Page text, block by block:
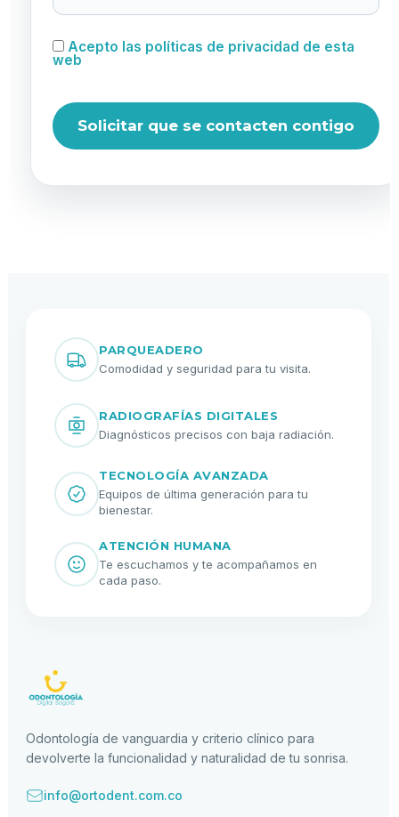
Acepto las políticas de privacidad de esta
web
PARQUEADERO
Comodidad y seguridad para tu visita.
RADIOGRAFÍAS DIGITALES
Diagnósticos precisos con baja radiación.
TECNOLOGÍA AVANZADA
Equipos de última generación para tu
bienestar.
ATENCIÓN HUMANA
Te escuchamos y te acompañamos en
cada paso.
Odontología de vanguardia y criterio clínico para
devolverte la funcionalidad y naturalidad de tu sonrisa.
info@ortodent.com.co